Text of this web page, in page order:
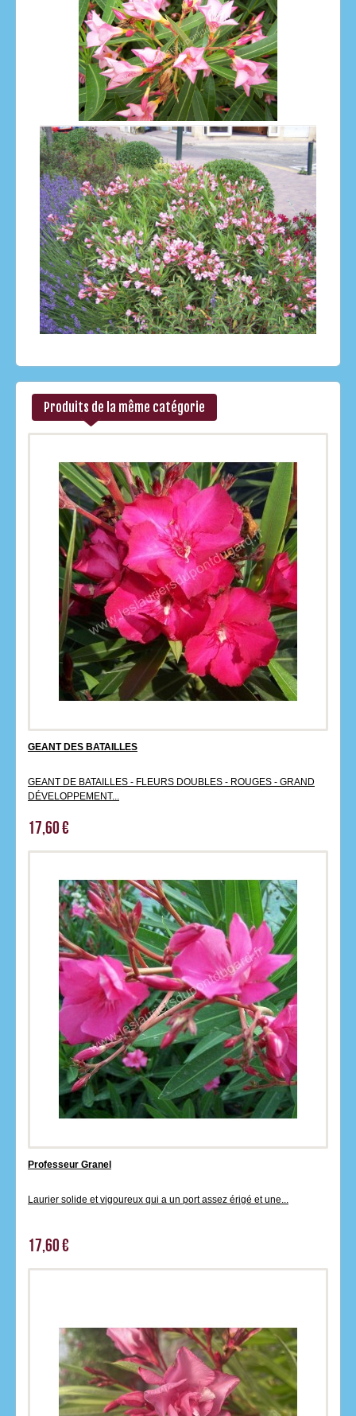
Produits de la même catégorie
‹ ›
GEANT DES BATAILLES
GEANT DE BATAILLES - FLEURS DOUBLES - ROUGES - GRAND
DÉVELOPPEMENT...
17,60 €
Professeur Granel
Laurier solide et vigoureux qui a un port assez érigé et une...
17,60 €